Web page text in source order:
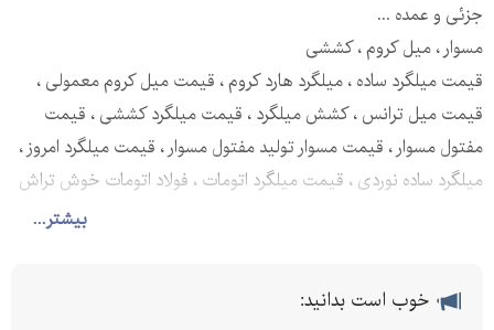
بیشتر...
جزئی و عمده ...
مسوار ، میل کروم ، کششی
قیمت میلگرد ساده ، میلگرد هارد کروم ، قیمت میل کروم معمولی ،
قیمت میل ترانس ، کشش میلگرد ، قیمت میلگرد کششی ، قیمت
مفتول مسوار ، قیمت مسوار تولید مفتول مسوار ، قیمت میلگرد امروز ،
میلگرد ساده نوردی ، قیمت میلگرد اتومات ، فولاد اتومات خوش تراش
میلگرد بلبرینگ خور صنعتی تراشکاری ، میلگرد سنگ خورده ، میلگرد
خوب است بدانید: